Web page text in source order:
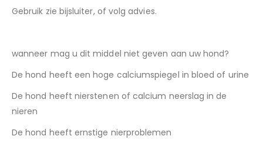
Gebruik zie bijsluiter, of volg advies.
wanneer mag u dit middel niet geven aan uw hond?
De hond heeft een hoge calciumspiegel in bloed of urine
De hond heeft nierstenen of calcium neerslag in de
nieren
De hond heeft ernstige nierproblemen